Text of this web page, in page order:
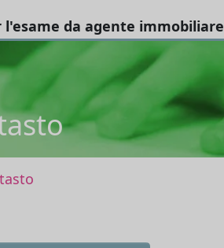
da agente immobiliare